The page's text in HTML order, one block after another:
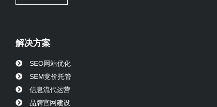
解决方案
SEO网站优化
SEM竞价托管
信息流代运营
品牌官网建设